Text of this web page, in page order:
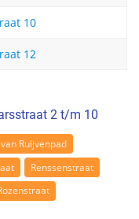
10
12
2 t/m 10
Ruijvenpad
Renssenstraat